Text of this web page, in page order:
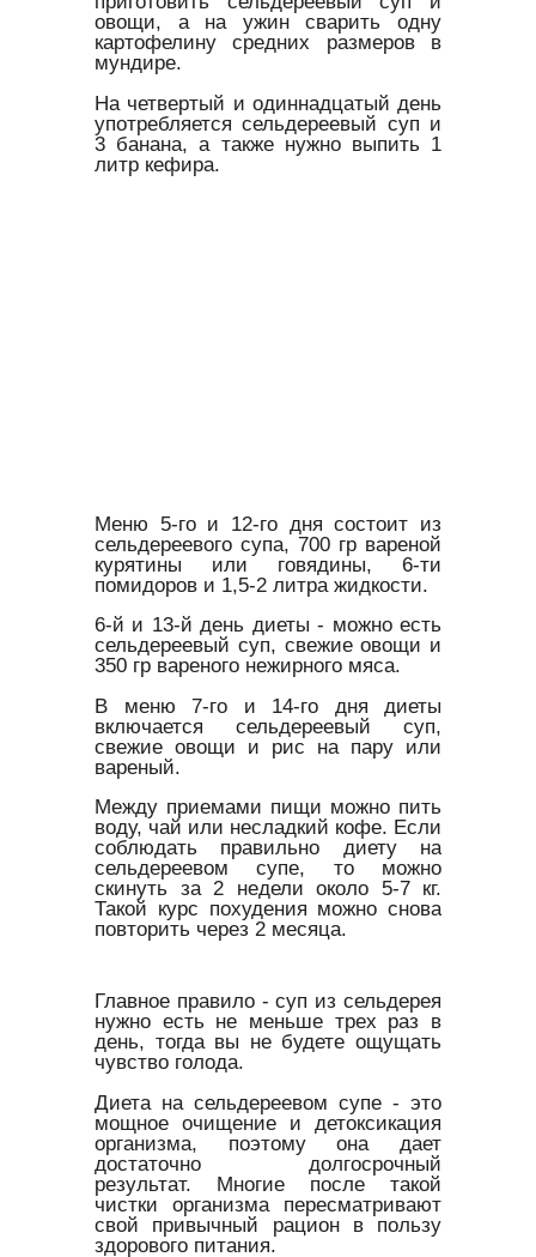
овощи, а на ужин сварить одну
картофелину средних размеров в
мундире.
На четвертый и одиннадцатый день
употребляется сельдереевый суп и
3 банана, а также нужно выпить 1
литр кефира.
Меню 5-го и 12-го дня состоит из
сельдереевого супа, 700 гр вареной
курятины или говядины, 6-ти
помидоров и 1,5-2 литра жидкости.
6-й и 13-й день диеты - можно есть
сельдереевый суп, свежие овощи и
350 гр вареного нежирного мяса.
В меню 7-го и 14-го дня диеты
включается сельдереевый суп,
свежие овощи и рис на пару или
вареный.
Между приемами пищи можно пить
воду, чай или несладкий кофе. Если
соблюдать правильно диету на
сельдереевом супе, то можно
скинуть за 2 недели около 5-7 кг.
Такой курс похудения можно снова
повторить через 2 месяца.
Главное правило - суп из сельдерея
нужно есть не меньше трех раз в
день, тогда вы не будете ощущать
чувство голода.
Диета на сельдереевом супе - это
мощное очищение и детоксикация
организма, поэтому она дает
достаточно долгосрочный
результат. Многие после такой
чистки организма пересматривают
свой привычный рацион в пользу
здорового питания.